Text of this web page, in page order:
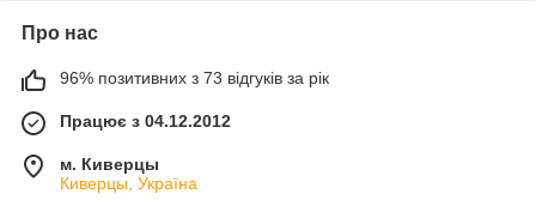
Про нас
96% позитивних з 73 відгуків за рік
Працює з 04.12.2012
м. Киверцы
Киверцы, Україна